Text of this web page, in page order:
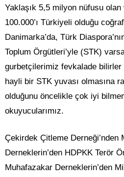
Yaklaşık 5,5 milyon nüfusu
100.000’ı Türkiyeli olduğu
Danimarka’da, Türk
Toplum Örgütleri’yle (STK)
gurbetçilerimiz fevkalade bilirler
hayli bir STK yuvası olmasına
olduğunu öncelikle çok iyi
okuyucularımız.
Çekirdek Çitleme Derneği’nden
Derneklerin’den HDPKK Terör
Muhafazakar Derneklerin’den